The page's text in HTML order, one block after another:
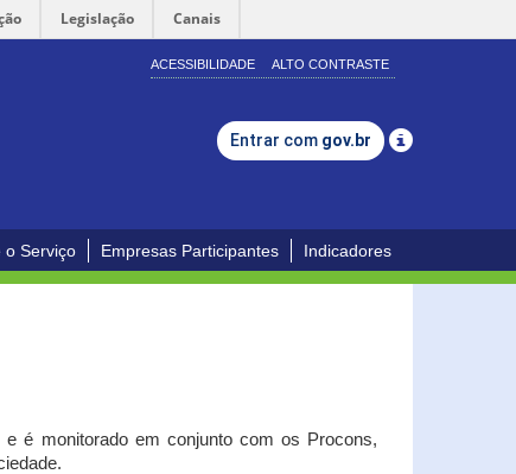
Legislação Canais
ACESSIBILIDADE ALTO CONTRASTE
Entrar com gov.br
o Serviço Empresas Participantes Indicadores
é monitorado em conjunto com os Procons,